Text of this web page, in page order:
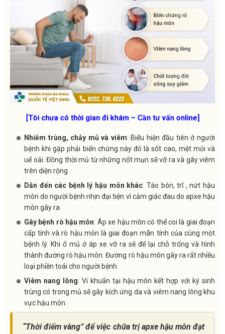
[Tôi chưa có thời gian đi khám – Cần tư vấn online]
Nhiễm trùng, chảy mủ và viêm: Biểu hiện đầu tiên ở người
bệnh khi gặp phải biến chứng này đó là sốt cao, mệt mỏi và
uể oải. Đồng thời mủ từ những nốt mụn sẽ vỡ ra và gây viêm
trên diện rộng
Dẫn đến các bệnh lý hậu môn khác: Táo bón, trĩ , nứt hậu
môn do người bệnh nhịn đại tiện vì cảm giác đau do apxe hậu
môn gây ra
Gây bệnh rò hậu môn: Áp xe hậu môn có thể coi là giai đoạn
cấp tính và rò hậu môn là giai đoạn mãn tính của cùng một
bệnh lý. Khi ổ mủ ở áp xe vỡ ra sẽ để lại chỗ trống và hình
thành đường rò hậu môn. Đường rò hậu môn gây ra rất nhiều
loại phiền toái cho người bệnh.
Viêm nang lông: Vi khuẩn tại hậu môn kết hợp với ký sinh
trùng có trong mủ sẽ gây kích ứng da và viêm nang lông khu
vực hậu môn.
“Thời điểm vàng” để việc chữa trị apxe hậu môn đạt